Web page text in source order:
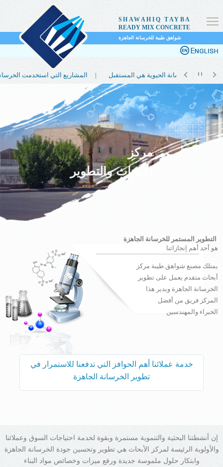
SHAWAHIQ TAYBA
READY MIX CONCRETE
شواهق طيبة للخرسانة الجاهزة
المشاريع التي استخدمت الخرسانة الحيوية |
مركز
الأبحاث والتطوير
هو أحد أهم إنجازاتنا
يمتلك مصنع شواهق طيبة مركز
أبحاث متقدم يعمل على تطوير
الخرسانة الجاهزة ويدير هذا
المركز فريق من أفضل
الخبراء والمهندسين
خدمة عملائنا أهم الحوافز التي تدفعنا للاستمرار في
تطوير الخرسانة الجاهزة
إن أنشطتنا البحثية والتنموية مستمرة وبقوة لخدمة احتياجات السوق وعملائنا
والأولوية الرئيسة لمركز الأبحاث هي تطوير وتحسين جودة الخرسانة الجاهزة
وابتكار حلول ملموسة جديدة ورفع ميزات وخصائص مواد البناء